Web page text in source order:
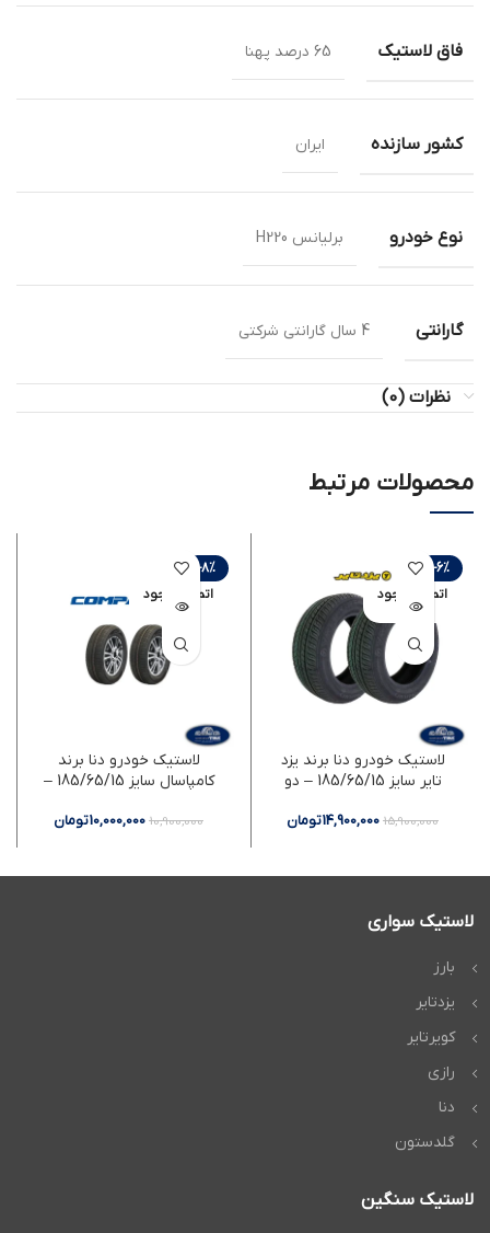
فاق لاستیک 65 درصد پهنا
کشور سازنده ایران
نوع خودرو برلیانس H220
گارانتی 4 سال گارانتی شرکتی
نظرات (0)
محصولات مرتبط
-6%
اتمام موجود
ی
لاستیک خودرو دنا برند یزد
تایر سایز 185/65/15 – دو
15,900,000
14,900,000تومان
-8%
اتمام موجود
ی
لاستیک خودرو دنا برند
کامپاسال سایز 185/65/15 –
10,900,000
10,000,000تومان
لاستیک سواری
بارز
یزدتایر
کویرتایر
رازی
دنا
گلدستون
لاستیک سنگین